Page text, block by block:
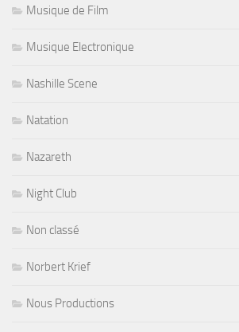
Musique de Film
Musique Electronique
Nashille Scene
Natation
Nazareth
Night Club
Non classé
Norbert Krief
Nous Productions